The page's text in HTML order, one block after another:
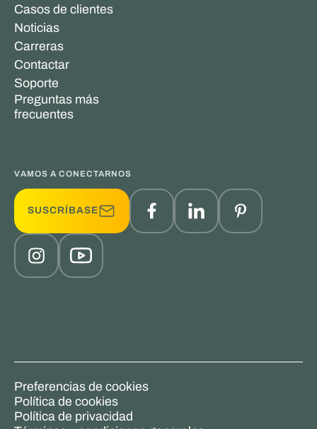
Casos de clientes
Noticias
Carreras
Contactar
Soporte
Preguntas más
frecuentes
VAMOS A CONECTARNOS
SUSCRÍBASE
Preferencias de cookies
Política de cookies
Política de privacidad